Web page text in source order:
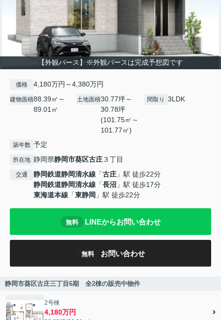
【外観パース】※外観パースは完成予想図です
価格 4,180万円～4,380万円
建物面積88.39㎡～
89.01㎡
土地面積30.77坪～
30.78坪
(101.75㎡～
101.77㎡)
間取り 3LDK
築年数 予定
所在地 静岡県静岡市葵区古庄３丁目
交通 静岡鉄道静岡清水線 「古庄 」駅 徒歩22分
静岡鉄道静岡清水線 「長沼 」駅 徒歩17分
東海道本線 「東静岡 」駅 徒歩22分
無料 LINEからお問い合わせ
無料 お問い合わせ
静岡市葵区古庄三丁目6期 全2棟の販売中物件
2号棟
4,180万円